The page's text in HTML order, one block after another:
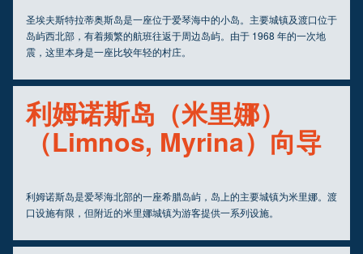
圣埃夫斯特拉蒂奥斯岛是一座位于爱琴海中的小岛。主要城镇及渡口位于
岛屿西北部，有着频繁的航班往返于周边岛屿。由于 1968 年的一次地
震，这里本身是一座比较年轻的村庄。
利姆诺斯岛（米里娜）
（Limnos, Myrina）向导
利姆诺斯岛是爱琴海北部的一座希腊岛屿，岛上的主要城镇为米里娜。渡
口设施有限，但附近的米里娜城镇为游客提供一系列设施。